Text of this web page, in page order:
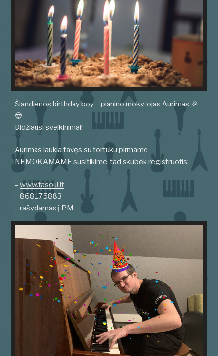
Šiandienos birthday boy – pianino mokytojas Aurimas 🎉
😎
Didžiausi sveikinimai!
Aurimas laukia tavęs su tortuku pirmame
NEMOKAMAME susitikime, tad skubėk registruotis:
– www.fasoul.lt
– 868175883
– rašydamas į PM